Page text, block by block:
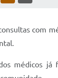
com
médicos